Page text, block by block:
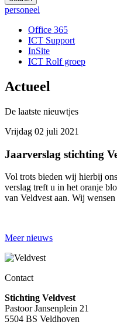
personeel
Office 365
ICT Support
InSite
ICT Rolf groep
Actueel
De laatste nieuwtjes
Vrijdag 02 juli 2021
Jaarverslag stichting
Vol trots bieden wij hierbij
verslag treft u in het oranje
van Veldvest aan. Wij
Meer nieuws
Contact
Stichting Veldvest
Pastoor Jansenplein 21
5504 BS Veldhoven